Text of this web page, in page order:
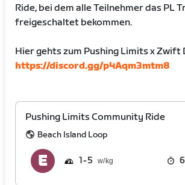
Ride, bei dem alle Teilnehmer das PL
freigeschaltet bekommen.
Hier gehts zum Pushing Limits x Zwift
https://discord.gg/p4Aqm3mtm8
Pushing Limits Community Ride
Beach Island Loop
1 5